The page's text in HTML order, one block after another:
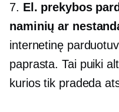
7. El. prekybos
naminių ar
internetinę
paprasta. Tai puiki
kurios tik pradeda